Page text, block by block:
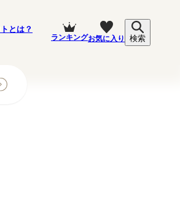
とは？
ランキングお気に入り 検索